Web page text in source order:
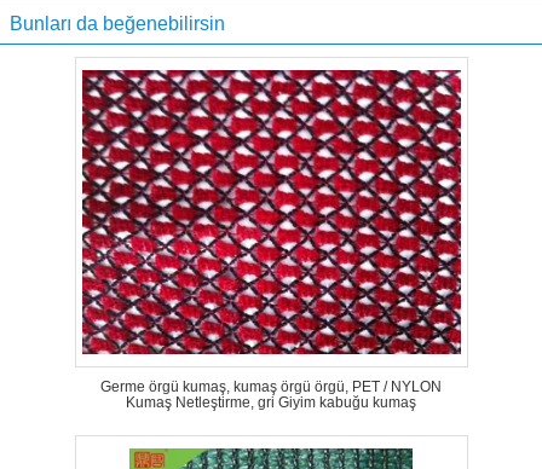
Bunları da beğenebilirsin
Germe örgü kumaş, kumaş örgü örgü, PET / NYLON
Kumaş Netleştirme, gri Giyim kabuğu kumaş